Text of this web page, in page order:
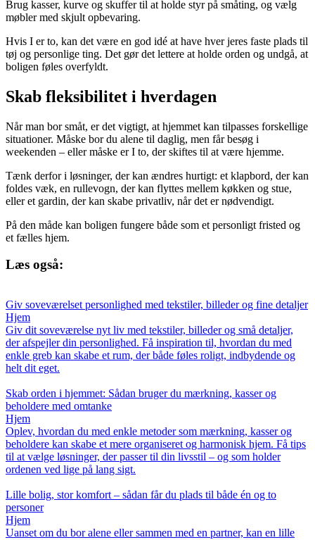
Brug kasser, kurve og skuffer til at holde styr på småting, og vælg
møbler med skjult opbevaring.
Hvis I er to, kan det være en god idé at have hver jeres faste plads til
tøj og personlige ting. Det gør det lettere at holde orden og undgå, at
boligen føles overfyldt.
Skab fleksibilitet i hverdagen
Når man bor småt, er det vigtigt, at hjemmet kan tilpasses forskellige
situationer. Måske bor du alene til daglig, men får besøg i
weekenden – eller måske er I to, der skiftes til at være hjemme.
Tænk derfor i løsninger, der kan ændres hurtigt: et klapbord, der kan
foldes væk, en rullevogn, der kan flyttes mellem køkken og stue,
eller et gardin, der kan skabe privatliv, når det er nødvendigt.
På den måde kan boligen fungere både som et personligt fristed og
et fælles hjem.
Læs også:
Giv soveværelset personlighed med tekstiler, billeder og fine detaljer
Hjem
Giv dit soveværelse nyt liv med tekstiler, billeder og små detaljer,
der afspejler din personlighed. Få inspiration til, hvordan du med
enkle greb kan skabe et rum, der både føles roligt, indbydende og
helt dit eget.
Skab orden i hjemmet: Sådan bruger du mærkning, kasser og
beholdere med omtanke
Hjem
Oplev, hvordan du med enkle metoder som mærkning, kasser og
beholdere kan skabe et mere organiseret og harmonisk hjem. Få tips
til at vælge løsninger, der passer til din livsstil – og som holder
ordenen ved lige på lang sigt.
Lille bolig, stor komfort – sådan får du plads til både én og to
personer
Hjem
Uanset om du bor alene eller sammen med en partner, kan en lille